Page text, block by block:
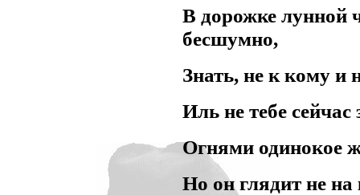
В дорожке лунной
бесшумно,
Знать, не к кому и
Иль не тебе сейчас
Огнями одинокое
Но он глядит не на